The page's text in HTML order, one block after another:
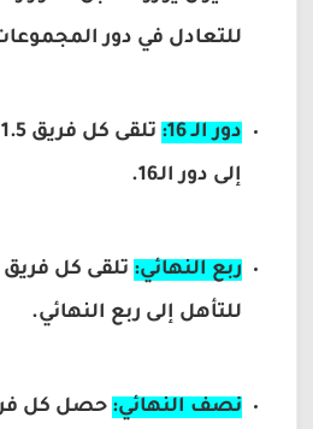
للتعادل في دور
دور الـ 16:
إلى دور الـ16.
ربع النهائي:
للتأهل إلى ربع النهائي.
نصف النهائي: